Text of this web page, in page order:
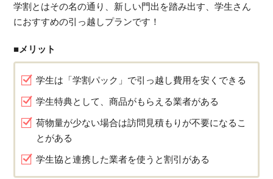
学割とはその名の通り、新しい門出を踏み出す、学生さん
におすすめの引っ越しプランです！
■メリット
学生は「学割パック」で引っ越し費用を安くできる
学生特典として、商品がもらえる業者がある
荷物量が少ない場合は訪問見積もりが不要になるこ
とがある
学生協と連携した業者を使うと割引がある